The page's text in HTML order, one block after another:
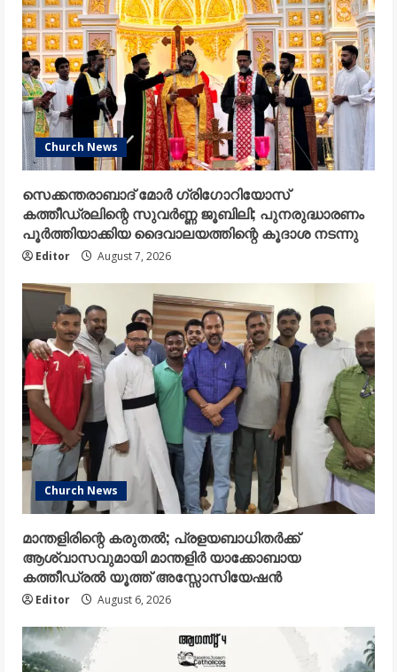
Church News
സെക്കന്തരാബാദ് മോർ ഗ്രിഗോറിയോസ്
കത്തീഡ്രലിന്റെ സുവർണ്ണ ജൂബിലി; പുനരുദ്ധാരണം
പൂർത്തിയാക്കിയ ദൈവാലയത്തിന്റെ കൂദാശ നടന്നു
Editor August 7, 2026
Church News
മാന്തളിരിന്റെ കരുതൽ; പ്രളയബാധിതർക്ക്
ആശ്വാസവുമായി മാന്തളിർ യാക്കോബായ
കത്തീഡ്രൽ യൂത്ത് അസ്സോസിയേഷൻ
Editor August 6, 2026